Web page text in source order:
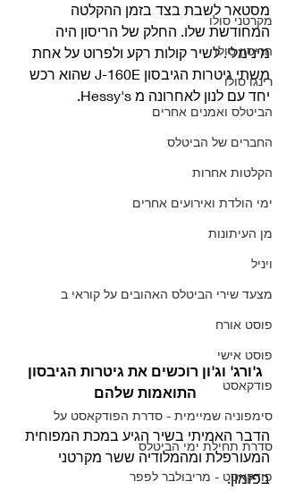
מקרטני סולו
הריסון סולו
רינגו סולו
הביטלס ואמנים אחרים
החברים של הביטלס
הקלטות אחרות
ימי הולדת ואירועים אחרים
מן העיתונות
ויניל
מצעד שירי הביטלס האהובים על קוראי ב
פוסט אורח
פוסט אישי
פודקאסט
סימפוניה שמיימית - סדרת הפודקאסט על
סדרת תחילת ימי הביטלס
פודקאסט - מריבולבר לפפר
מסטאר לשבת בצד בזמן ההקלטה
המחודשת שלו. החלק של הריסון היה
מינימלי. לשיר קולות רקע ולפרוט על אחת
משתי גיטרות הגיבסון J-160E שהוא רכש
יחד עם לנון לאחרונה מ Hessy's.
ג'ורג' וג'ון רוכשים את גיטרות הגיבסון
התואמות שלהם
הדבר האמיתי בשיר הגיע במכת המפוחית
המעורפלת ומהמלודיה ששר מקרטני
בפזמון.